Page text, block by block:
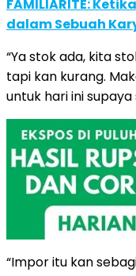
FAMILIARITÉ:
dalam Sebuah
“Ya stok ada, kita
tapi kan kurang.
untuk hari ini
“Impor itu kan